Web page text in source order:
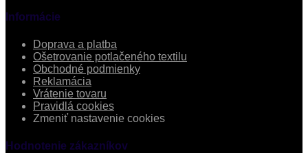
Informácie
Doprava a platba
Ošetrovanie potlačeného textilu
Obchodné podmienky
Reklamácia
Vrátenie tovaru
Pravidlá cookies
Zmeniť nastavenie cookies
Hodnotenie zákazníkov